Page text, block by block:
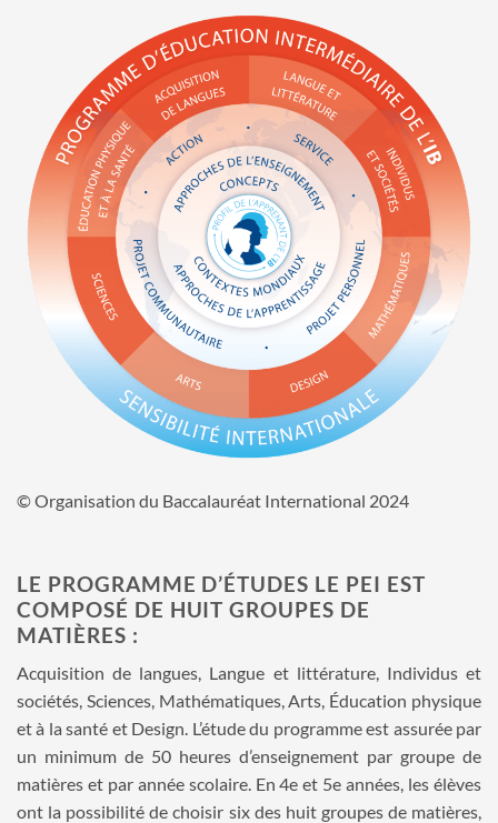
© Organisation du Baccalauréat International 2024
LE PROGRAMME D’ÉTUDES LE PEI EST
COMPOSÉ DE HUIT GROUPES DE
MATIÈRES :
Acquisition de langues, Langue et littérature, Individus et
sociétés, Sciences, Mathématiques, Arts, Éducation physique
et à la santé et Design. L’étude du programme est assurée par
un minimum de 50 heures d’enseignement par groupe de
matières et par année scolaire. En 4e et 5e années, les élèves
ont la possibilité de choisir six des huit groupes de matières,